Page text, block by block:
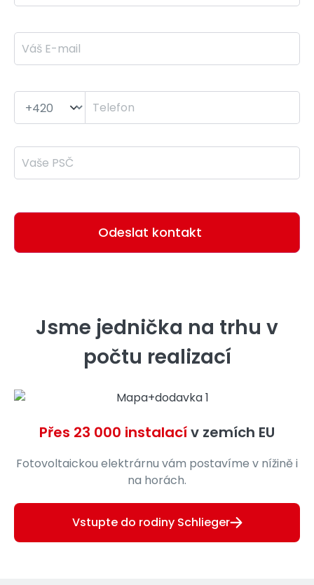
Jsme jednička na trhu v
počtu realizací
Přes 23 000 instalacív zemích EU
Fotovoltaickou elektrárnu vám postavíme v nížině i
na horách.
Vstupte do rodiny Schlieger